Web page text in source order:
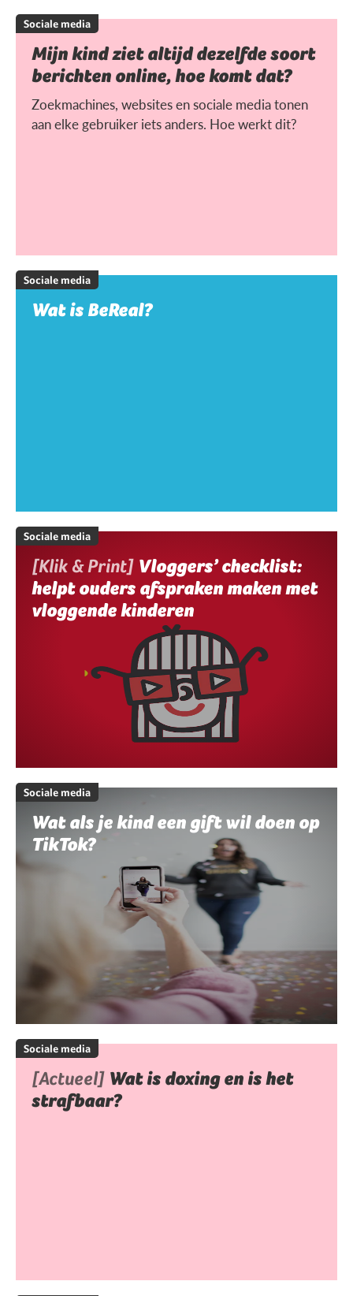
Sociale media
Mijn kind ziet altijd dezelfde soort
berichten online, hoe komt dat?
Zoekmachines, websites en sociale media tonen
aan elke gebruiker iets anders. Hoe werkt dit?
Sociale media
Wat is BeReal?
Sociale media
[Klik & Print] Vloggers’ checklist:
helpt ouders afspraken maken met
vloggende kinderen
Sociale media
Wat als je kind een gift wil doen op
TikTok?
Sociale media
[Actueel] Wat is doxing en is het
strafbaar?